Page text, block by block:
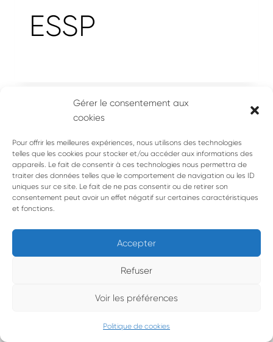
Gérer le consentement aux
cookies
Pour offrir les meilleures expériences, nous utilisons des technologies
telles que les cookies pour stocker et/ou accéder aux informations des
appareils. Le fait de consentir à ces technologies nous permettra de
traiter des données telles que le comportement de navigation ou les ID
uniques sur ce site. Le fait de ne pas consentir ou de retirer son
consentement peut avoir un effet négatif sur certaines caractéristiques
et fonctions.
Accepter
Refuser
Voir les préférences
Politique de cookies
ESSP
© 1993 • 2026 • Le Cercle d’Oc • Tous droits réservés |